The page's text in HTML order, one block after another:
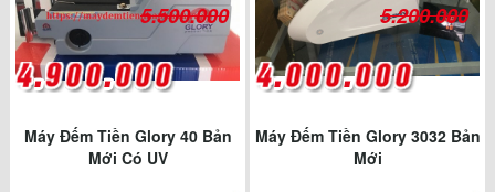
5.500.000
Máy Đếm Tiền Glory 40 Bản
Mới Có UV
5.200.000
Máy Đếm Tiền Glory 3032 Bản
Mới